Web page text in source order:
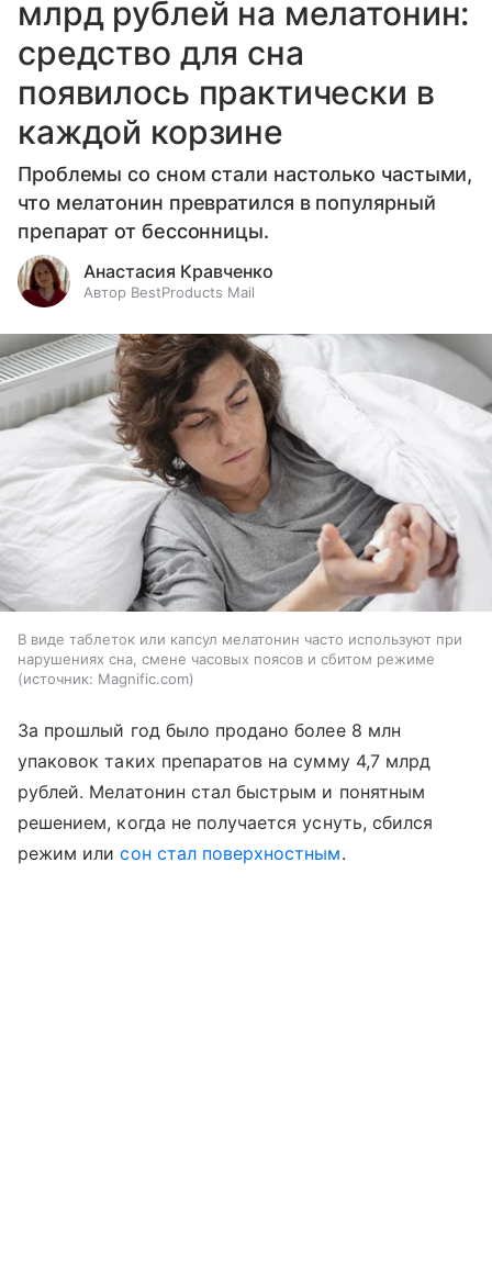
млрд рублей на мелатонин:
средство для сна
появилось практически в
каждой корзине
Проблемы со сном стали настолько частыми,
что мелатонин превратился в популярный
препарат от бессонницы.
Анастасия Кравченко
Автор BestProducts Mail
В виде таблеток или капсул мелатонин часто используют при
нарушениях сна, смене часовых поясов и сбитом режиме
источник: Magnific.com
За прошлый год было продано более 8 млн
упаковок таких препаратов на сумму 4,7 млрд
рублей. Мелатонин стал быстрым и понятным
решением, когда не получается уснуть, сбился
режим илисон стал поверхностным.